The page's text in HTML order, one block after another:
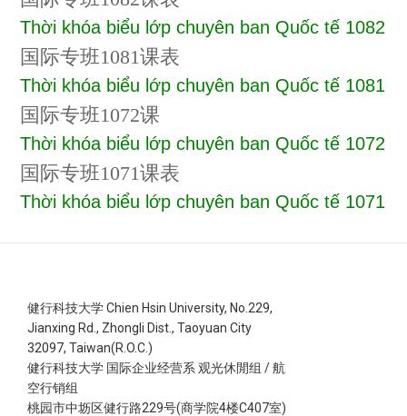
Thời khóa biểu lớp chuyên ban Quốc tế 1082
国际专班1081课表
Thời khóa biểu lớp chuyên ban Quốc tế 1081
国际专班1072课
Thời khóa biểu lớp chuyên ban Quốc tế 1072
国 际专班1071课表
Thời khóa biểu lớp chuyên ban Quốc tế 1071
健行科技大学 Chien Hsin University, No.229,
Jianxing Rd., Zhongli Dist., Taoyuan City
32097, Taiwan(R.O.C.)
健行科技大学 国际企业经营系 观光休閒组 / 航
空行销组
桃园市中坜区健行路229号(商学院4楼C407室)